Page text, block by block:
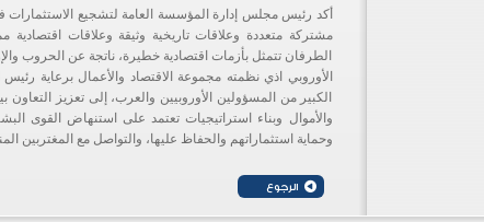
أكد رئيس مجلس إدارة المؤسسة العامة لتشجيع الاستثمارات
مشتركة متعددة وعلاقات تاريخية وثيقة وعلاقات
الطرفان تتمثل بأزمات اقتصادية خطيرة، ناتجة عن الحروب
الأوروبي اذي نظمته مجموعة الاقتصاد والأعمال برعاية
الكبير من المسؤولين الأوروبيين والعرب، إلى تعزيز
والأموال وبناء استراتيجيات تعتمد على استنهاض القوى
وحماية استثماراتهم والحفاظ عليها، والتواصل مع المغتربين